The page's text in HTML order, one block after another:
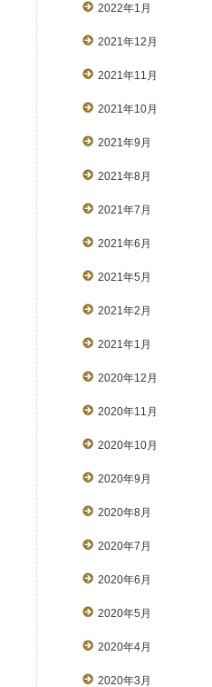
2022年1月
2021年12月
2021年11月
2021年10月
2021年9月
2021年8月
2021年7月
2021年6月
2021年5月
2021年2月
2021年1月
2020年12月
2020年11月
2020年10月
2020年9月
2020年8月
2020年7月
2020年6月
2020年5月
2020年4月
2020年3月